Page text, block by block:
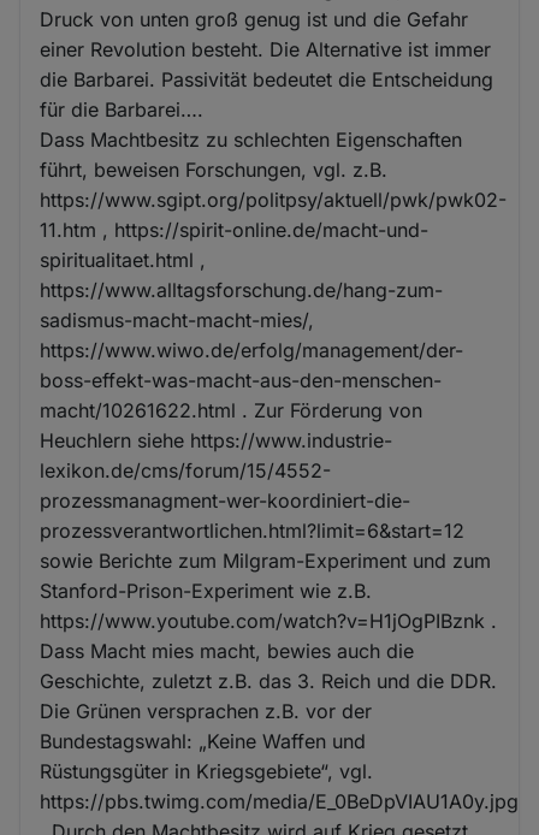
Druck von unten groß genug ist und die Gefahr
einer Revolution besteht. Die Alternative ist immer
die Barbarei. Passivität bedeutet die Entscheidung
für die Barbarei….
Dass Machtbesitz zu schlechten Eigenschaften
führt, beweisen Forschungen, vgl. z.B.
https://www.sgipt.org/politpsy/aktuell/pwk/pwk02-
11.htm , https://spirit-online.de/macht-und-
spiritualitaet.html ,
https://www.alltagsforschung.de/hang-zum-
sadismus-macht-macht-mies/,
https://www.wiwo.de/erfolg/management/der-
boss-effekt-was-macht-aus-den-menschen-
macht/10261622.html . Zur Förderung von
Heuchlern siehe https://www.industrie-
lexikon.de/cms/forum/15/4552-
prozessmanagment-wer-koordiniert-die-
prozessverantwortlichen.html?limit=6&start=12
sowie Berichte zum Milgram-Experiment und zum
Stanford-Prison-Experiment wie z.B.
https://www.youtube.com/watch?v=H1jOgPIBznk .
Dass Macht mies macht, bewies auch die
Geschichte, zuletzt z.B. das 3. Reich und die DDR.
Die Grünen versprachen z.B. vor der
Bundestagswahl: „Keine Waffen und
Rüstungsgüter in Kriegsgebiete“, vgl.
https://pbs.twimg.com/media/E_0BeDpVIAU1A0y.jpg